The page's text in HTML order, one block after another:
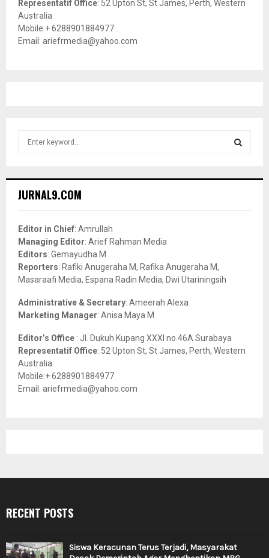
Representatif Office: 52 Upton St, St James, Perth, Western
Australia
Mobile:+ 6288901884977
Email: ariefrmedia@yahoo.com
h
o
r
:
JURNAL9.COM
Editor in Chief: Amrullah
Managing Editor: Arief Rahman Media
Editors: Gemayudha M
Reporters: Rafiki Anugeraha M, Rafika Anugeraha M,
Masaraafi Media, Espana Radin Media, Dwi Utariningsih
Administrative & Secretary: Ameerah Alexa
Marketing Manager: Anisa Maya M
Editor’s Office : Jl. Dukuh Kupang XXXI no.46A Surabaya
Representatif Office: 52 Upton St, St James, Perth, Western
Australia
Mobile:+ 6288901884977
Email: ariefrmedia@yahoo.com
RECENT POSTS
Siswa Keracunan Terus Terjadi, Masyarakat